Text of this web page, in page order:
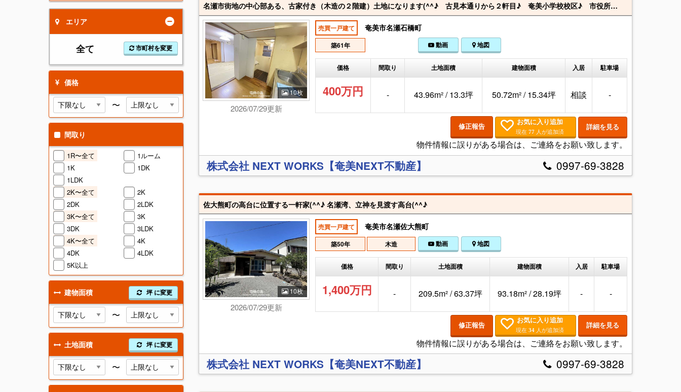
エリア
全て 市町村を変更
価格
〜
間取り
1R〜全て
1ルーム
1K
1DK
1LDK
2K〜全て
2K
2DK
2LDK
3K〜全て
3K
3DK
3LDK
4K〜全て
4K
4DK
4LDK
5K以上
建物面積 坪 に変更
〜
土地面積 坪 に変更
〜
名瀬市街地の中心部ある、古家付き（木造の２階建）土地になります(^^♪ 古見本通りから２軒目♪ 奄美小学校校区♪ 市役所、各種銀行、商店街、徒歩圏内。
10枚
2026/07/29更新
売買一戸建て 奄美市名瀬石橋町
築61年 動画 地図
価格 間取り 土地面積 建物面積 入居 駐車場
400万円 - 43.96m² / 13.3坪 50.72m² / 15.34坪 相談 -
修正報告
お気に入り追加
現在77 人が追加済 詳細を見る
物件情報に誤りがある場合は、ご連絡をお願い致します。
株式会社 NEXT WORKS【奄美NEXT不動産】 0997-69-3828
佐大熊町の高台に位置する一軒家(^^♪ 名瀬湾、立神を見渡す高台(^^♪
10枚
2026/07/29更新
売買一戸建て 奄美市名瀬佐大熊町
築50年 木造 動画 地図
価格 間取り 土地面積 建物面積 入居 駐車場
1,400万円 - 209.5m² / 63.37坪 93.18m² / 28.19坪 - -
修正報告
お気に入り追加
現在34 人が追加済 詳細を見る
物件情報に誤りがある場合は、ご連絡をお願い致します。
株式会社 NEXT WORKS【奄美NEXT不動産】 0997-69-3828